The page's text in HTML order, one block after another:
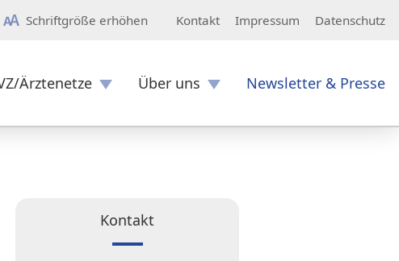
Ärztenetze Über uns Newsletter & Presse
Schriftgröße erhöhen Kontakt Impressum Datenschutz
Kontakt